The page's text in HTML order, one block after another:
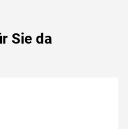
Sie da